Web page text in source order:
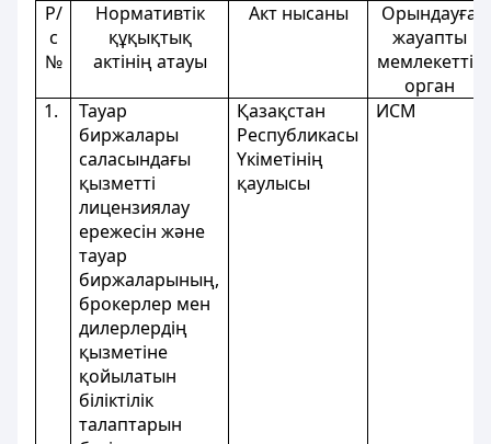
Р/
с
№
Нормативтік
құқықтық
актінің атауы
Акт нысаны
Орындауға
жауапты
мемлекеттік
орган
1.
Тауар
биржалары
саласындағы
қызметті
лицензиялау
ережесін және
тауар
биржаларының,
брокерлер мен
дилерлердің
қызметіне
қойылатын
біліктілік
талаптарын
Қазақстан
Республикасы
Үкіметінің
қаулысы
ИСМ